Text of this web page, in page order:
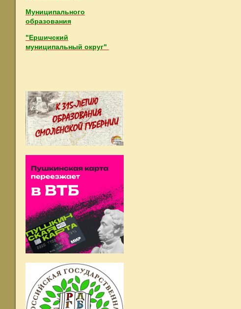
Муниципального
образования
"Ершичский
муниципальный округ"